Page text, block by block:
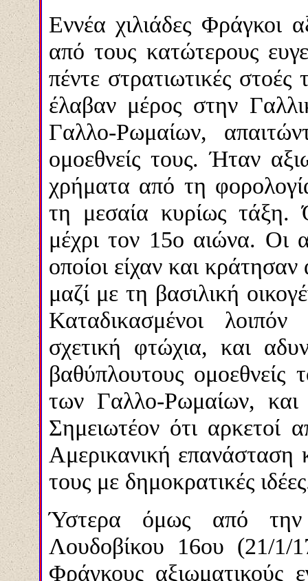
Εννέα χιλιάδες Φράγκοι
από τους κατώτερους
πέντε στρατιωτικές
έλαβαν μέρος στην
Γαλλο-Ρωμαίων,
ομοεθνείς τους. Ήταν
χρήματα από τη
τη μεσαία κυρίως τάξη.
μέχρι τον 15ο αιώνα. Οι
οποίοι είχαν και
μαζί με τη βασιλική
Καταδικασμένοι
σχετική φτώχια, και
βαθύπλουτους
των Γαλλο-Ρωμαίων,
Σημειωτέον ότι αρκετοί
Αμερικανική επανάσταση
τους με δημοκρατικές
Ύστερα όμως από την
Λουδοβίκου 16ου (21/1/
Φράγκους αξιωματικούς